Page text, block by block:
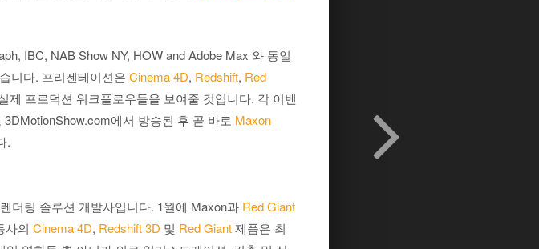
IBC, NAB Show NY, HOW and Adobe Max 와 동일
니다. 프리젠테이션은 Cinema 4D, Redshift, Red
프로덕션 워크플로우들을 보여줄 것입니다. 각 이벤
에서 방송된 후 곧 바로 Maxon
.
더링 솔루션 개발사입니다. 1월에 Maxon과 Red Giant
사의 Cinema 4D, Redshift 3D 및 Red Giant제품은 최